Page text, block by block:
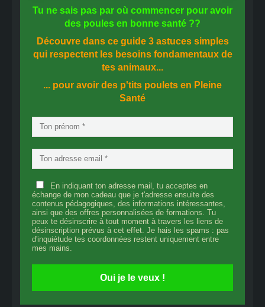
Tu ne sais pas par où commencer pour avoir
des poules en bonne santé ??
Découvre dans ce guide 3 astuces simples
qui respectent les besoins fondamentaux de
tes animaux...
... pour avoir des p'tits poulets en Pleine
Santé
En indiquant ton adresse mail, tu acceptes en
échange de mon cadeau que je t'adresse ensuite des
contenus pédagogiques, des informations intéressantes,
ainsi que des offres personnalisées de formations. Tu
peux te désinscrire à tout moment à travers les liens de
désinscription prévus à cet effet. Je hais les spams : pas
d'inquiétude tes coordonnées restent uniquement entre
mes mains.
Oui je le veux !